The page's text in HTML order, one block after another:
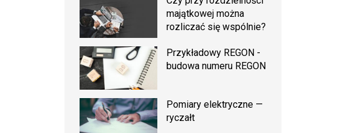
majątkowej można
rozliczać się wspólnie?
Przykładowy REGON -
budowa numeru REGON
Pomiary elektryczne —
ryczałt